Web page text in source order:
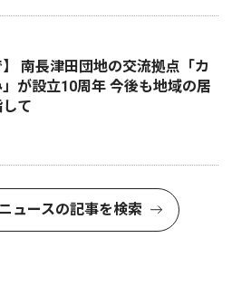
】 南長津田団地の交流拠点「カ
が設立10周年 今後も地域の居
て
ュースの記事を検索